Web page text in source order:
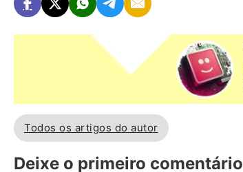
Todos os artigos do autor
Deixe o primeiro comentário